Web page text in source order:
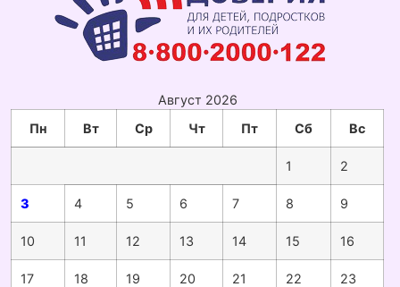
Август 2026
Пн
Вт Ср Чт Пт Сб Вс
1 2
3 4 5 6 7 8 9
10 11 12 13 14 15 16
17 18 19 20 21 22 23